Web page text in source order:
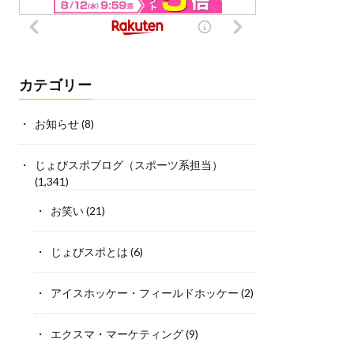
カテゴリー
お知らせ(8)
じょびスポブログ（スポーツ系担当）
(1,341)
お笑い(21)
じょびスポとは (6)
アイスホッケー・フィールドホッケー (2)
エクスマ・マーケティング(9)